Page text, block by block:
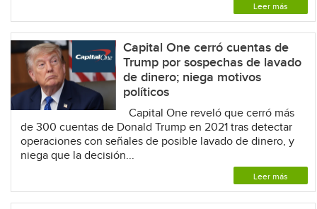
Leer más
Capital One cerró cuentas de
Trump por sospechas de lavado
de dinero; niega motivos
políticos
Capital One reveló que cerró más
de 300 cuentas de Donald Trump en 2021 tras detectar
operaciones con señales de posible lavado de dinero, y
niega que la decisión...
Leer más